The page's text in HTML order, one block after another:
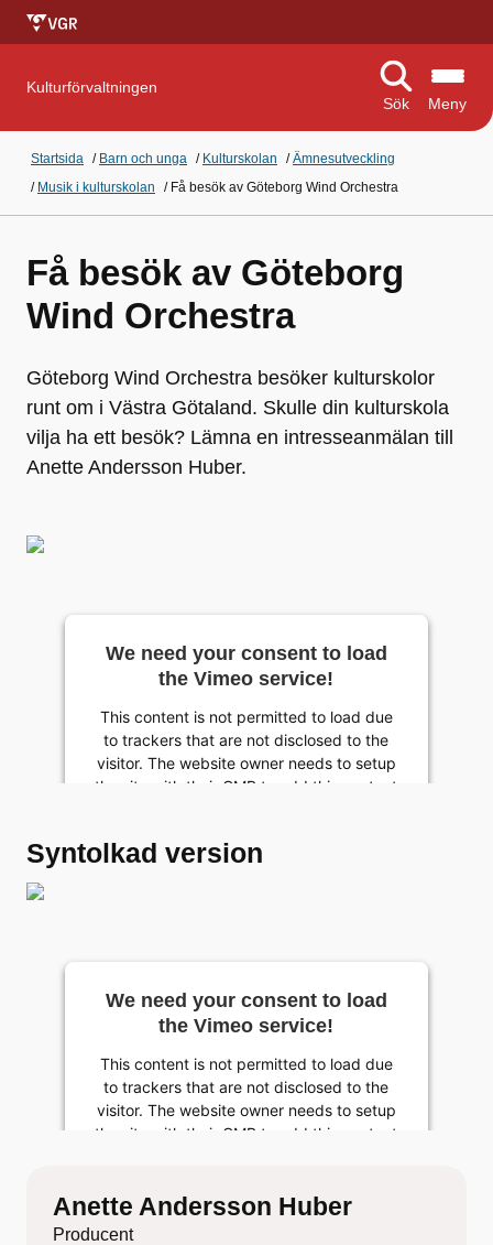
Kulturförvaltningen
Sök
Meny
Startsida / Barn och unga / Kulturskolan /Ämnesutveckling
/ Musik i kulturskolan / Få besök av Göteborg Wind Orchestra
Få besök av Göteborg
Wind Orchestra
Göteborg Wind Orchestra besöker kulturskolor
runt om i Västra Götaland. Skulle din kulturskola
vilja ha ett besök? Lämna en intresseanmälan till
Anette Andersson Huber.
We need your consent to load
the Vimeo service!
This content is not permitted to load due
to trackers that are not disclosed to the
visitor. The website owner needs to setup
the site with their CMP to add this content
Powered by
Syntolkad version
We need your consent to load
the Vimeo service!
This content is not permitted to load due
to trackers that are not disclosed to the
visitor. The website owner needs to setup
the site with their CMP to add this content
Powered by
Usercentrics Consent Management
Anette Andersson Huber
Producent